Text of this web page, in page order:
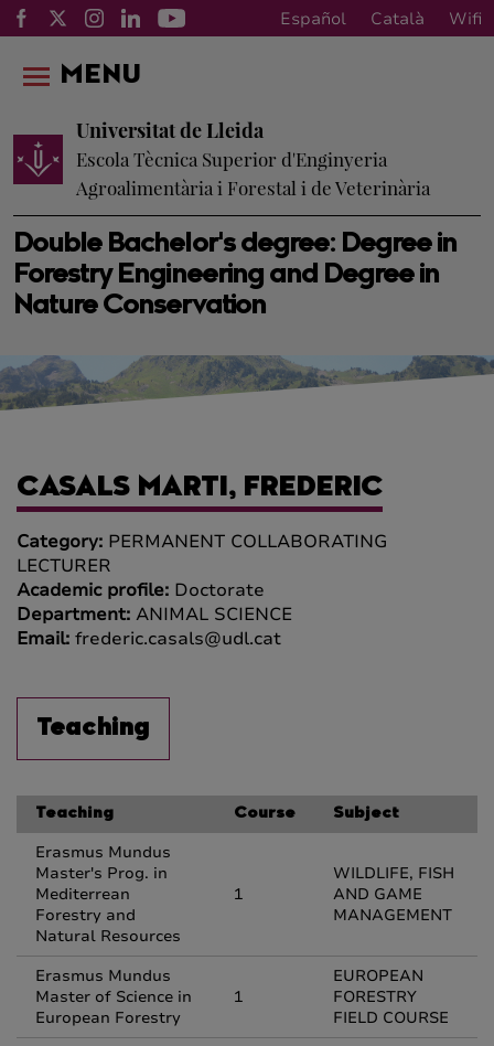
Español Català Wifi
Double Bachelor's degree: Degree in
Forestry Engineering and Degree in
Nature Conservation
Universitat de Lleida
Escola Tècnica Superior d'Enginyeria
Agroalimentària i Forestal i de Veterinària
MENU
CASALS MARTI, FREDERIC
Category: PERMANENT COLLABORATING
LECTURER
Academic profile: Doctorate
Department: ANIMAL SCIENCE
Email: frederic.casals@udl.cat
Teaching
Teaching Course Subject
Erasmus Mundus
Master's Prog. in
Mediterrean
Forestry and
Natural Resources
1
WILDLIFE, FISH
AND GAME
MANAGEMENT
Erasmus Mundus
Master of Science in
European Forestry
1
EUROPEAN
FORESTRY
FIELD COURSE